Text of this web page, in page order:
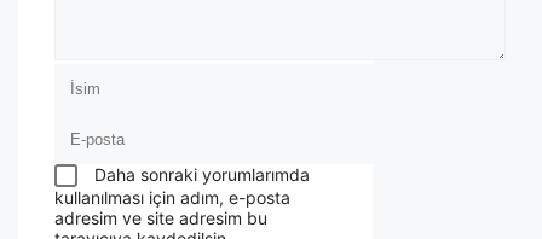
Daha sonraki yorumlarımda
kullanılması için adım, e-posta
adresim ve site adresim bu